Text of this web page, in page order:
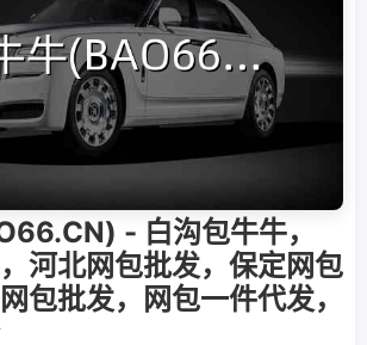
- 白沟包牛牛，
河北网包批发，保定网包
包批发，网包一件代发，